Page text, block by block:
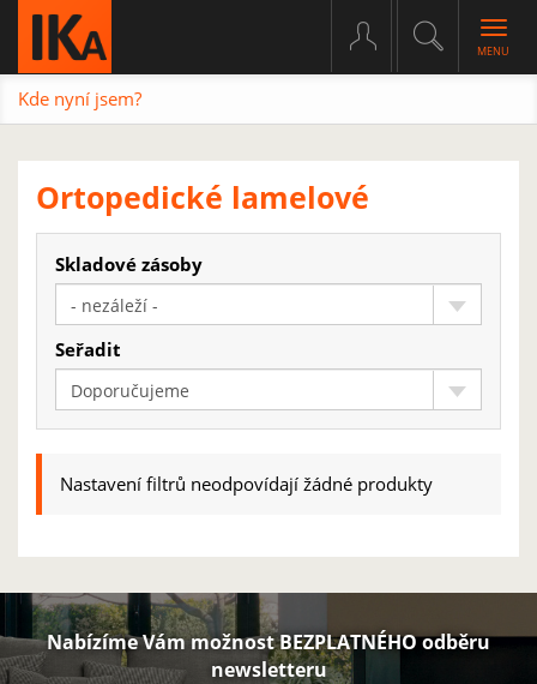
Kde nyní jsem?
Ortopedické lamelové
Skladové zásoby
- nezáleží -
Seřadit
Doporučujeme
Nastavení filtrů neodpovídají žádné produkty
Nabízíme Vám možnost BEZPLATNÉHO odběru
newsletteru